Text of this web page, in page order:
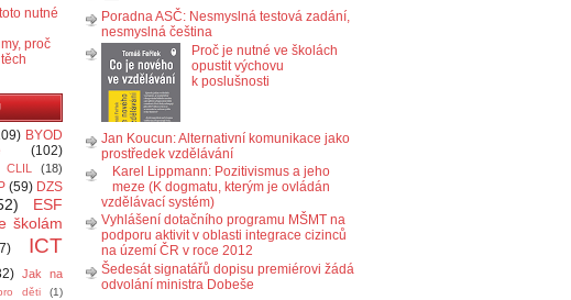
nutné
proč
BYOD
(102)
CLIL (18)
(59) DZS
ESF
školám
ICT
Jak na
děti (1)
Poradna ASČ: Nesmyslná testová zadání,
nesmyslná čeština
Proč je nutné ve školách
opustit výchovu
k poslušnosti
Jan Koucun: Alternativní komunikace jako
prostředek vzdělávání
Karel Lippmann: Pozitivismus a jeho
meze (K dogmatu, kterým je ovládán
vzdělávací systém)
Vyhlášení dotačního programu MŠMT na
podporu aktivit v oblasti integrace cizinců
na území ČR v roce 2012
Šedesát signatářů dopisu premiérovi žádá
odvolání ministra Dobeše